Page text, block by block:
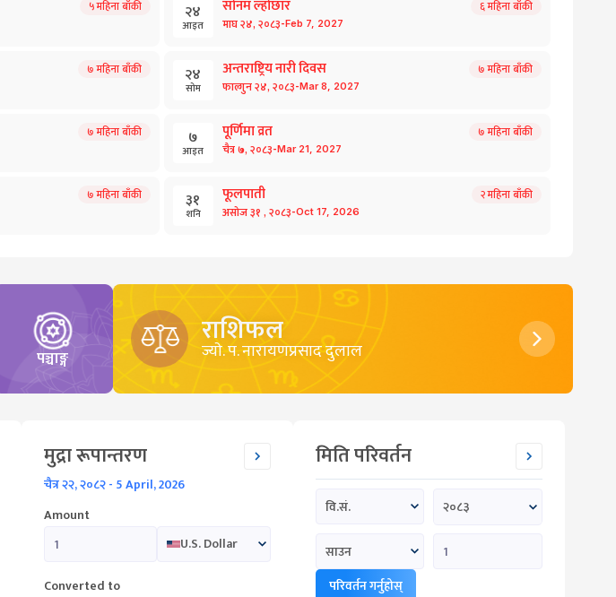
५महिना बाँकी २४
आइत
सोनम ल्होछार
माघ२४, २०८३-Feb 7, 2027
६महिना बाँकी
७महिना बाँकी २४
सोम
अन्तराष्ट्रिय नारी दिवस
फाल्गुन२४, २०८३-Mar 8, 2027
७ महिना बाँकी
७महिना बाँकी ७
आइत
पूर्णिमा व्रत
चैत्र७, २०८३-Mar 21, 2027
७ महिना बाँकी
७महिना बाँकी ३१
शनि
फूलपाती
असोज३१ , २०८३-Oct 17, 2026
२महिना बाँकी
पञ्चाङ्ग
राशिफल
ज्याे. प. नारायणप्रसाद दुलाल
मुद्रा रूपान्तरण
चैत्र २२, २०८२- 5 April, 2026
Amount
U.S. Dollar
Converted to
मिति परिवर्तन
वि.सं. २०८३
साउन
परिवर्तन गर्नुहोस्